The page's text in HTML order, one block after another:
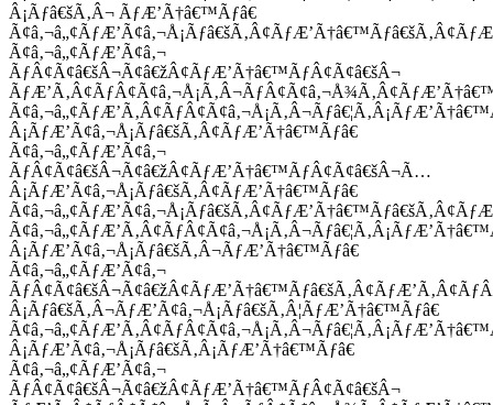
Â¡Ãƒâ€šÃ‚Â¬ ÃƒÆ’Ã†â€™Ãƒâ€
Ã¢â‚¬â„¢ÃƒÆ’Ã¢â‚¬
ÃƒÂ¢Ã¢â€šÂ¬Ã¢â€žÂ¢ÃƒÆ’Ã†â€™ÃƒÂ¢Ã¢â€šÂ¬
Â¡ÃƒÆ’Ã¢â‚¬Å¡Ãƒâ€šÃ‚Â¢ÃƒÆ’Ã†â€™Ãƒâ€
Ã¢â‚¬â„¢ÃƒÆ’Ã¢â‚¬
ÃƒÂ¢Ã¢â€šÂ¬Ã¢â€žÂ¢ÃƒÆ’Ã†â€™ÃƒÂ¢Ã¢â€šÂ¬Ã…
Â¡ÃƒÆ’Ã¢â‚¬Å¡Ãƒâ€šÃ‚Â¢ÃƒÆ’Ã†â€™Ãƒâ€
Â¡ÃƒÆ’Ã¢â‚¬Å¡Ãƒâ€šÃ‚Â¬ÃƒÆ’Ã†â€™Ãƒâ€
Ã¢â‚¬â„¢ÃƒÆ’Ã¢â‚¬
Â¡Ãƒâ€šÃ‚Â¬ÃƒÆ’Ã¢â‚¬Å¡Ãƒâ€šÃ‚Â¦ÃƒÆ’Ã†â€™Ãƒâ€
Â¡ÃƒÆ’Ã¢â‚¬Å¡Ãƒâ€šÃ‚Â¡ÃƒÆ’Ã†â€™Ãƒâ€
Ã¢â‚¬â„¢ÃƒÆ’Ã¢â‚¬
ÃƒÂ¢Ã¢â€šÂ¬Ã¢â€žÂ¢ÃƒÆ’Ã†â€™ÃƒÂ¢Ã¢â€šÂ¬